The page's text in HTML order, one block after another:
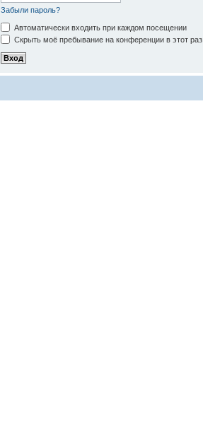
Забыли пароль?
Автоматически входить при каждом посещении
Скрыть моё пребывание на конференции в этот раз